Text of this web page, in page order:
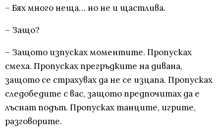
– Бях много неща… но не и щастлива.
– Защо?
– Защото изпусках моментите. Пропусках
смеха. Пропусках прегръдките на дивана,
защото се страхувах да не се изцапа. Пропусках
следобедите с вас, защото предпочитах да е
лъснат подът. Пропусках танците, игрите,
разговорите.